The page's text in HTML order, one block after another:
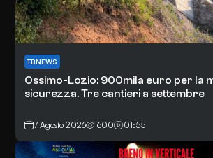
TBNEWS
Ossimo-Lozio: 900mila euro per la
sicurezza. Tre cantieri a settembre
7 Agosto 2026 1600 01:55